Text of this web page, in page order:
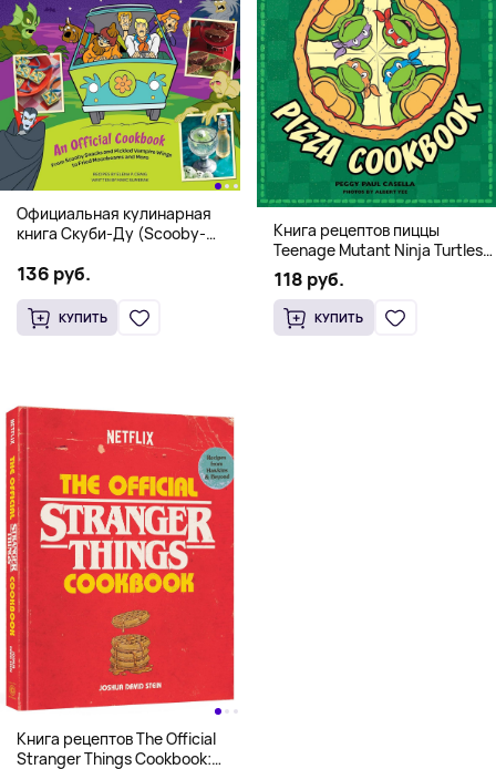
Официальная кулинарная
книга Скуби-Ду (Scooby-
Scooby Snacks), Твердый
136 руб.
КУПИТЬ
Книга рецептов пиццы
Teenage Mutant Ninja Turtles
Pizza Cookbook (На
английском)
118 руб.
КУПИТЬ
Книга рецептов The Official
Stranger Things Cookbook: